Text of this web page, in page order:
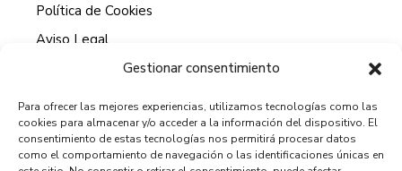
Gestionar consentimiento
Para ofrecer las mejores experiencias, utilizamos tecnologías como las
cookies para almacenar y/o acceder a la información del dispositivo. El
consentimiento de estas tecnologías nos permitirá procesar datos
como el comportamiento de navegación o las identificaciones únicas en
Política de Cookies
Aviso Legal
HORARIO DE ATENCION AL CLIENTE